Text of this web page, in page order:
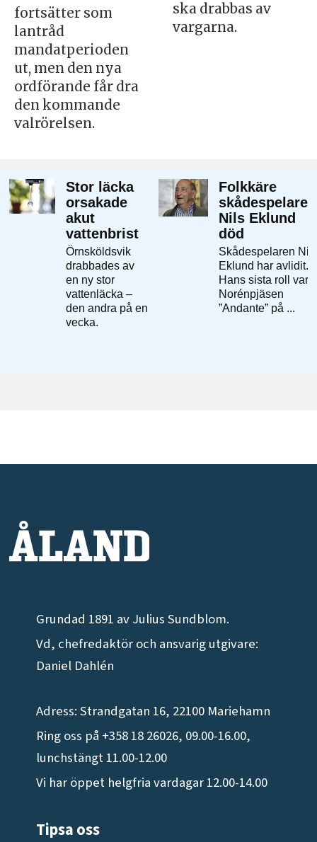
fortsätter som
lantråd
mandatperioden
ut, men den nya
ordförande får dra
den kommande
valrörelsen.
ska drabbas av
vargarna.
Grundad 1891 av Julius Sundblom.
Vd, chefredaktör och ansvarig utgivare:
Daniel Dahlén
Adress: Strandgatan 16, 22100 Mariehamn
Ring oss på +358 18 26026, 09.00-16.00,
lunchstängt 11.00-12.00
Vi har öppet helgfria vardagar 12.00-14.00
Tipsa oss